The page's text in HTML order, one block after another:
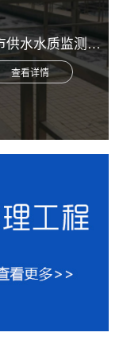
智慧城市供水水质监测综合解决方案
查看详情